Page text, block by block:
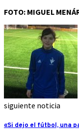
FOTO: MIGUEL
siguiente noticia
«Si dejo el fútbol, una